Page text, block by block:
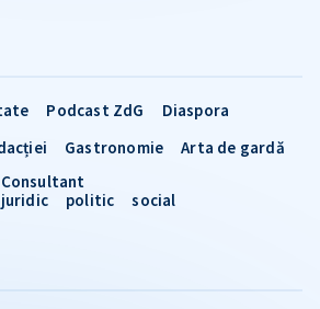
Podcast ZdG
Diaspora
Gastronomie
Arta de gardă
Consultant
juridic
politic social